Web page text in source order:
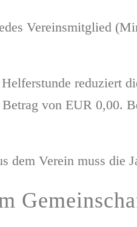
Vereinsmitglied
reduziert
von EUR 0,00.
Verein muss die